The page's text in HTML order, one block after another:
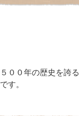
５００年の歴史を誇る
です。